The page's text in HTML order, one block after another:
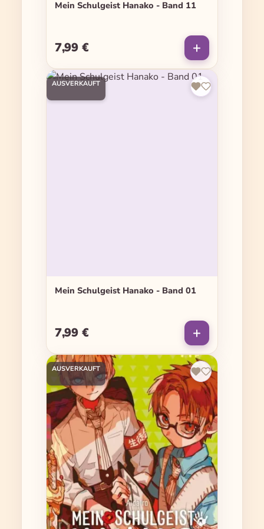
Mein Schulgeist Hanako - Band 11
Regulärer Preis:
7,99 €
AUSVERKAUFT
Mein Schulgeist Hanako - Band 01
Regulärer Preis:
7,99 €
AUSVERKAUFT